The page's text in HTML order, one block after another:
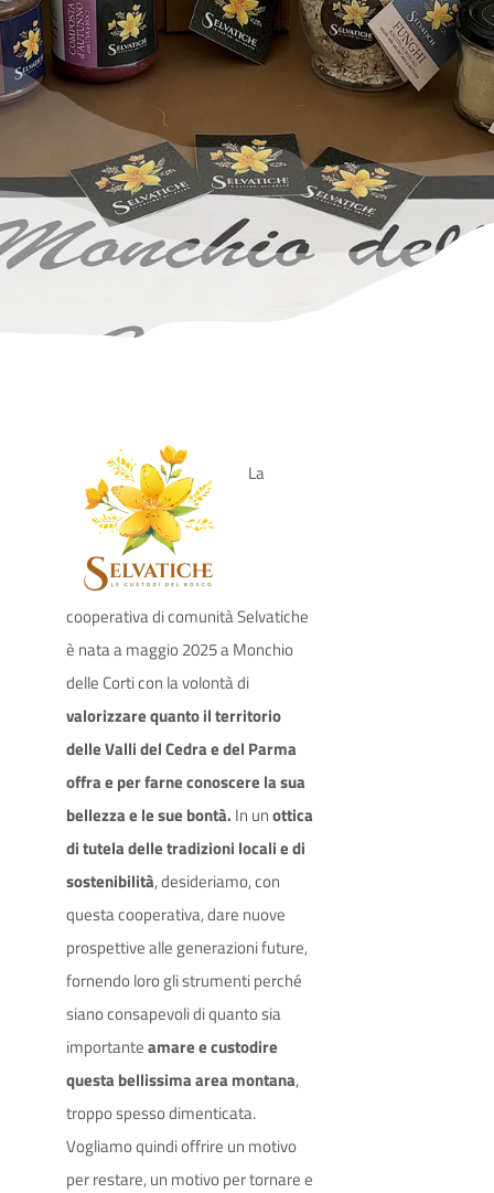
SITO ISTITUZIONALE
La
cooperativa di comunità Selvatiche
è nata a maggio 2025 a Monchio
delle Corti con la volontà di
valorizzare quanto il territorio
delle Valli del Cedra e del Parma
offra e per farne conoscere la sua
bellezza e le sue bontà. In unottica
di tutela delle tradizioni locali e di
sostenibilità, desideriamo, con
questa cooperativa, dare nuove
prospettive alle generazioni future,
fornendo loro gli strumenti perché
siano consapevoli di quanto sia
importanteamare e custodire
questa bellissima area montana,
troppo spesso dimenticata.
Vogliamo quindi offrire un motivo
per restare, un motivo per tornare e